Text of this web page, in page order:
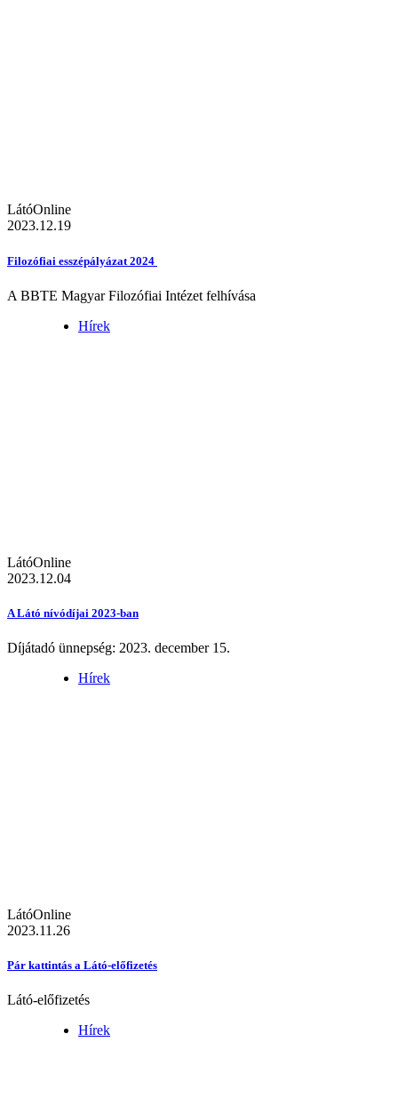
LátóOnline
2023.12.19
Filozófiai esszépályázat 2024
A BBTE Magyar Filozófiai Intézet felhívása
Hírek
LátóOnline
2023.12.04
A Látó nívódíjai 2023-ban
Díjátadó ünnepség: 2023. december 15.
Hírek
LátóOnline
2023.11.26
Pár kattintás a Látó-előfizetés
Látó-előfizetés
Hírek